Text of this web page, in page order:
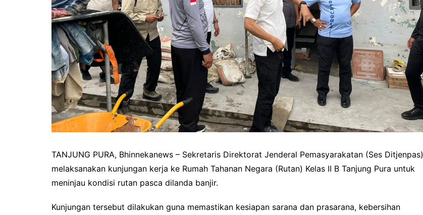
TANJUNG PURA, Bhinnekanews – Sekretaris Direktorat Jenderal Pemasyarakatan (Ses Ditjenpas)
melaksanakan kunjungan kerja ke Rumah Tahanan Negara (Rutan) Kelas II B Tanjung Pura untuk
meninjau kondisi rutan pasca dilanda banjir.
Kunjungan tersebut dilakukan guna memastikan kesiapan sarana dan prasarana, kebersihan